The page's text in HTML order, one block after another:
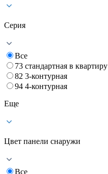
Серия
Все
73 стандартная в квартиру
82 3-контурная
94 4-контурная
Еще
Цвет панели снаружи
Все